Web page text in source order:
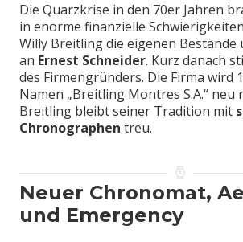
Die Quarzkrise in den 70er Jahren
in enorme finanzielle
Willy Breitling die eigenen Bestände
an Ernest Schneider. Kurz danach
des Firmengründers. Die Firma wird
Namen „Breitling Montres S.A.“ neu
Breitling bleibt seiner Tradition mit
Chronographen treu.
Neuer Chronomat,
und Emergency